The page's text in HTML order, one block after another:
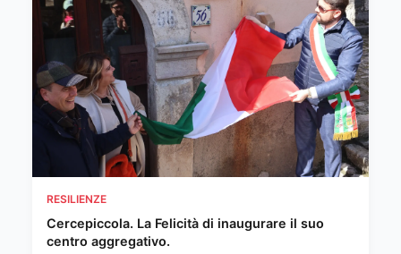
RESILIENZE
Cercepiccola. La Felicità di inaugurare il suo
centro aggregativo.